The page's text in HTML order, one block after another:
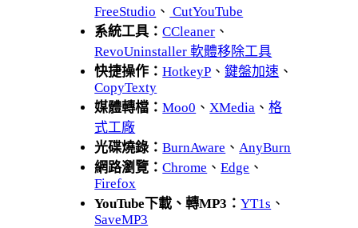
FreeStudio 、 CutYouTube
系統工具：CCleaner 、
RevoUninstaller 軟體移除工具
快捷操作：HotkeyP 、鍵盤加速 、
CopyTexty
媒體轉檔：Moo0 、 XMedia 、格
式工廠
光碟燒錄：BurnAware 、 AnyBurn
網路瀏覽：Chrome 、Edge 、
Firefox
YouTube下載、轉MP3：YT1s 、
SaveMP3